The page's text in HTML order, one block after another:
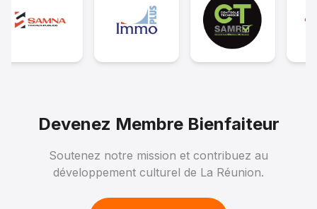
Devenez Membre Bienfaiteur
Soutenez notre mission et contribuez au
développement culturel de La Réunion.